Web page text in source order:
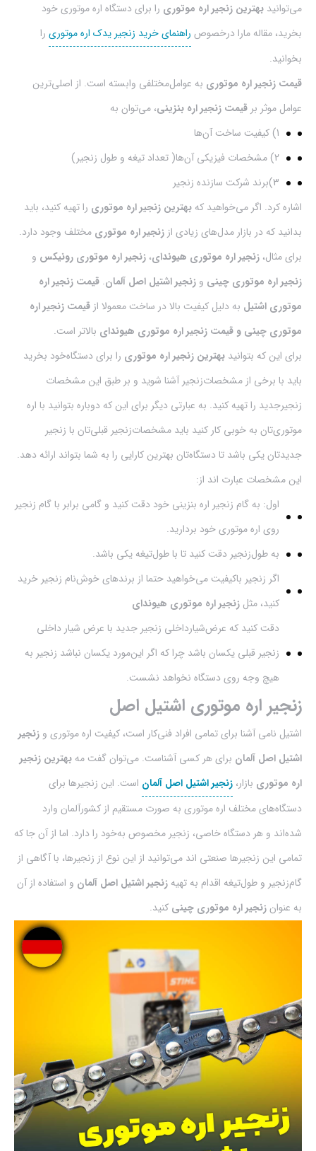
می‌توانید بهترین زنجیر اره موتوری را برای دستگاه اره موتوری خود
بخرید، مقاله مارا درخصوص راهنمای خرید زنجیر یدک اره موتوری را
بخوانید.
قیمت زنجیر اره موتوری به عوامل‌مختلفی وابسته است. از اصلی‌ترین
عوامل موثر بر قیمت زنجیر اره بنزینی، می‌توان به
1) کیفیت ساخت آن‌ها
2) مشخصات فیزیکی آن‌ها( تعداد تیغه و طول زنجیر)
3)برند شرکت سازنده زنجیر
اشاره کرد. اگر می‌خواهید که بهترین زنجیر اره موتوری را تهیه کنید، باید
بدانید که در بازار مدل‌های زیادی از زنجیر اره موتوری مختلف وجود دارد.
برای مثال، زنجیر اره موتوری هیوندای، زنجیر اره موتوری رونیکس و
زنجیر اره موتوری چینی و زنجیر اشتیل اصل آلمان. قیمت زنجیر اره
موتوری اشتیل به دلیل کیفیت بالا در ساخت معمولا از قیمت زنجیر اره
موتوری چینی و قیمت زنجیر اره موتوری هیوندای بالاتر است.
برای این که بتوانید بهترین زنجیر اره موتوری را برای دستگاه‌خود بخرید
باید با برخی از مشخصات‌زنجیر آشنا شوید و بر طبق این مشخصات
زنجیرجدید را تهیه کنید. به عبارتی دیگر برای این که دوباره بتوانید با اره
موتوری‌تان به خوبی کار کنید باید مشخصات‌زنجیر قبلی‌تان با زنجیر
جدیدتان یکی باشد تا دستگاه‌تان بهترین کارایی را به شما بتواند ارائه دهد.
این مشخصات عبارت اند از:
اول: به گام‌ زنجیر اره بنزینی خود دقت کنید و گامی برابر با گام‌ زنجیر
روی اره موتوری خود بردارید.
به طول‌زنجیر دقت کنید تا با طول‌تیغه یکی باشد.
اگر زنجیر باکیفیت می‌خواهید حتما از برند‌های خوش‌نام زنجیر خرید
کنید، مثل زنجیر اره موتوری هیوندای
دقت کنید که عرض‌شیارداخلی زنجیر جدید با عرض‌ شیار داخلی
زنجیر قبلی یکسان باشد چرا که اگر این‌مورد یکسان نباشد زنجیر به
هیچ وجه روی دستگاه نخواهد نشست.
زنجیر اره موتوری اشتیل اصل
اشتیل نامی آشنا برای تمامی افراد فنی‌کار است، کیفیت اره موتوری و زنجیر
اشتیل اصل آلمان برای هر کسی آشناست. می‌توان گفت مه بهترین زنجیر
اره موتوری بازار، زنجیر اشتیل اصل آلمان است. این زنجیرها برای
دستگاه‌های مختلف اره موتوری به صورت‌ مستقیم از کشورآلمان وارد
شده‌اند و هر دستگاه خاصی، زنجیر مخصوص به‌‌خود را دارد. اما از آن جا که
تمامی این زنجیر‌ها صنعتی اند می‌توانید از این نوع از زنجیر‌ها، با آگاهی از
گام‌زنجیر و طول‌تیغه اقدام به تهیه زنجیر اشتیل اصل آلمان و استفاده از آن
به عنوانزنجیر اره موتوری چینی کنید.